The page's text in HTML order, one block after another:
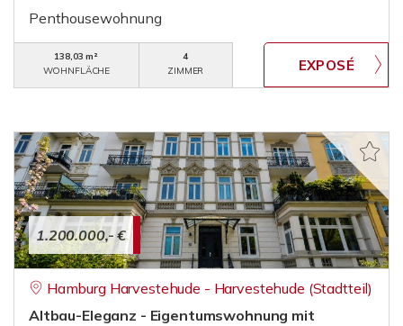
Penthousewohnung
138,03 m²
WOHNFLÄCHE
4
ZIMMER
1.200.000,- €
Hamburg Harvestehude - Harvestehude (Stadtteil)
Altbau-Eleganz - Eigentumswohnung mit